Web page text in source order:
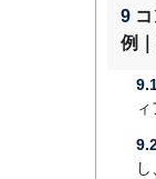
9
例